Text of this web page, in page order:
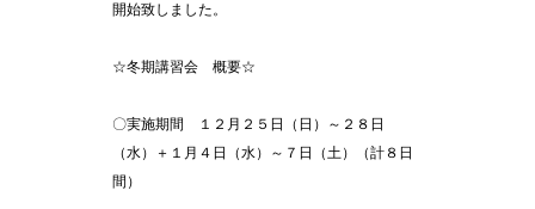
開始致しました。
☆冬期講習会 概要☆
〇実施期間 １２月２５日（日）～２８日
（水）＋１月４日（水）～７日（土）（計８日
間）